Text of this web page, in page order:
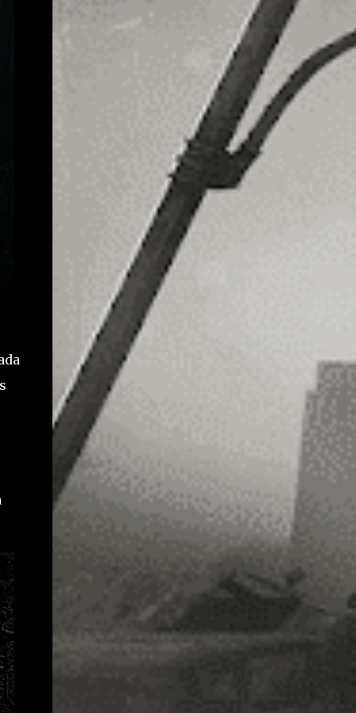
Kendo acaba sendo morta pelo pai após
Leon e Ada passarem pela Loja de Armas.
Depois, Kendo estaria prestes a se matar,
mas acaba recebendo uma ligação de um
amigo para um resgate. O trajeto de Kendo é
saindo da loja de armas e indo até os
esgotos, especificamente, no local onde
ocorre a batalha contra William Birkin em
sua segunda mutação que deve-se ativar um